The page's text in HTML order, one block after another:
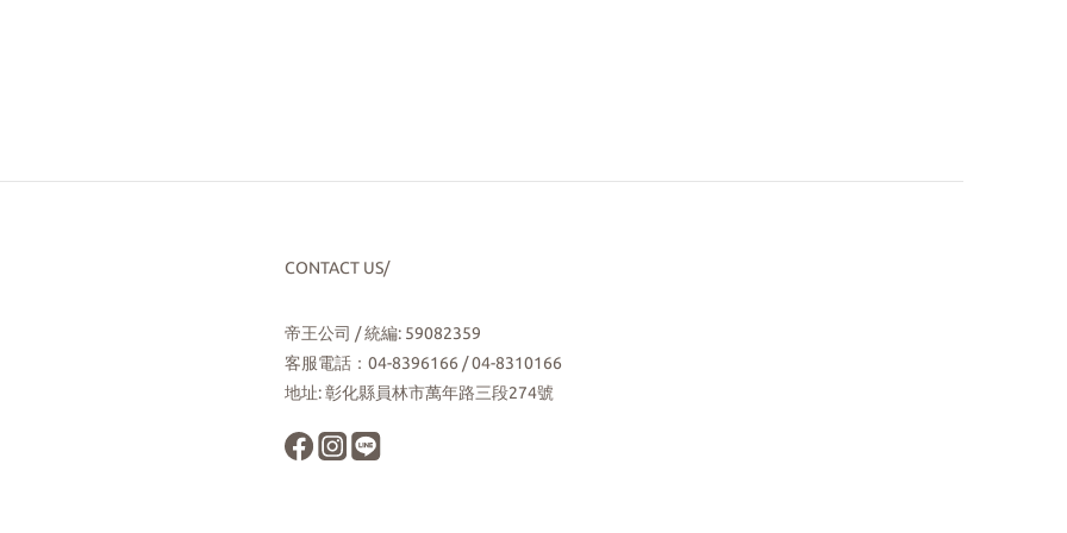
CONTACT US/
帝王公司 / 統編: 59082359
客服電話：04-8396166 / 04-8310166
地址: 彰化縣員林市萬年路三段274號